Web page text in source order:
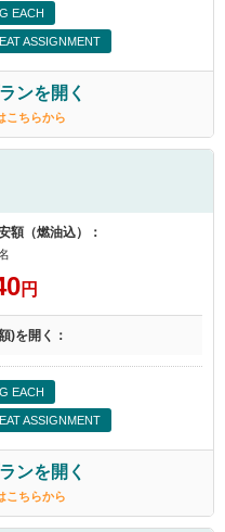
EACH
ASSIGNMENT
ンを開く
こちらから
額（燃油込）：
円
)を開く：
EACH
ASSIGNMENT
ンを開く
こちらから